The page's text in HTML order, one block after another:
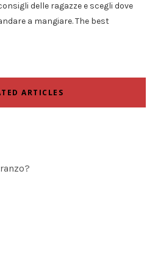
delle ragazze e scegli dove
a mangiare. The best
ARTICLES